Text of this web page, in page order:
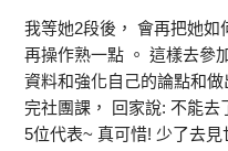
我等她2段後， 會再把她如
再操作熟一點 。 這樣去參
資料和強化自己的論點和
完社團課， 回家說: 不能去
5位代表~ 真可惜! 少了去見